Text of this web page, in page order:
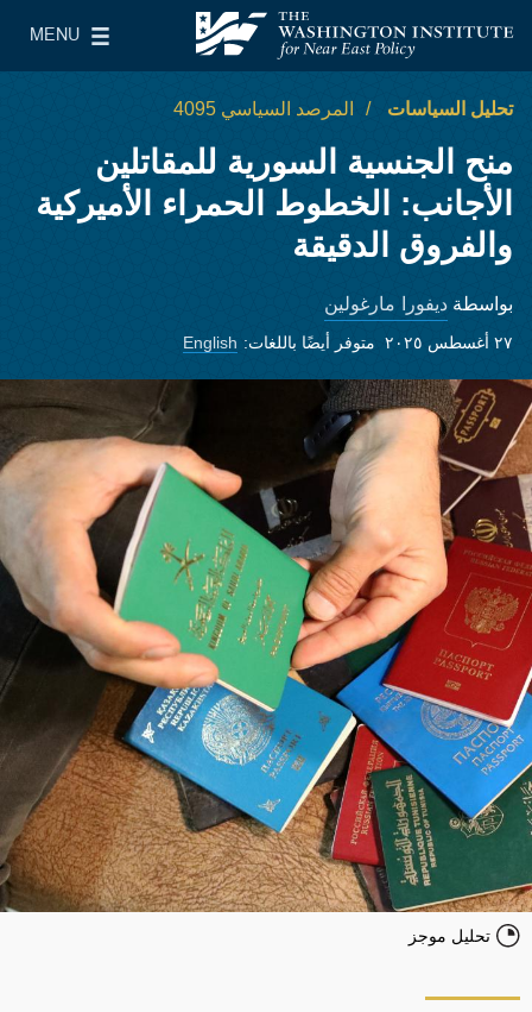
معهد واشنطن لسياسات الشرق الأدنى
MENU
Main Menu
تحليل السياسات المرصد السياسي 4095
منح الجنسية السورية للمقاتلين
الأجانب: الخطوط الحمراء الأميركية
والفروق الدقيقة
بواسطة ديفورا مارغولين
٢٧ أغسطس ٢٠٢٥ متوفر أيضًا باللغات: English
تحليل موجز